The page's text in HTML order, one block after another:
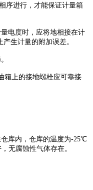
序进行，才能保证计量箱
电度时，应将地相接在计
生计量的附加误差。
上的接地螺栓应可靠接
库内，仓库的温度为-25℃
无腐蚀性气体存在。